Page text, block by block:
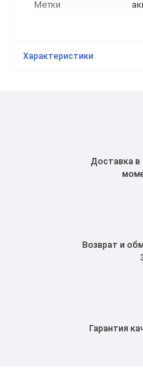
Метки
Характеристики
Доставка в
Возврат и
Гарантия